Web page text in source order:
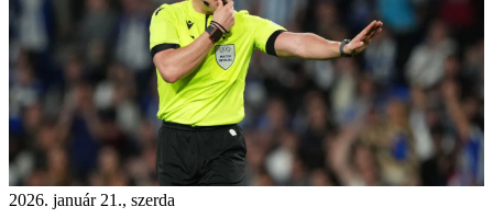
2026. január 21., szerda